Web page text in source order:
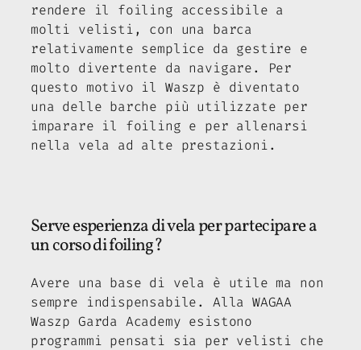
rendere il foiling accessibile a
molti velisti, con una barca
relativamente semplice da gestire e
molto divertente da navigare. Per
questo motivo il Waszp è diventato
una delle barche più utilizzate per
imparare il foiling e per allenarsi
nella vela ad alte prestazioni.
Serve esperienza di vela per partecipare a
un corso di foiling?
Avere una base di vela è utile ma non
sempre indispensabile. Alla WAGAA
Waszp Garda Academy esistono
programmi pensati sia per velisti che